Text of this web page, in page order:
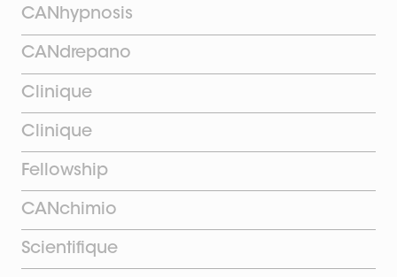
CANhypnosis
CANdrepano
Clinique
Clinique
Fellowship
CANchimio
Scientifique